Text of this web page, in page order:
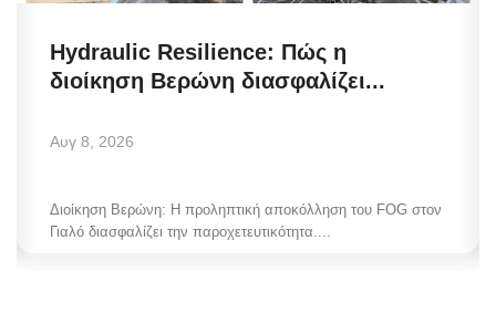
Hydraulic Resilience: Πώς η
διοίκηση Βερώνη διασφαλίζει...
Αυγ 8, 2026
Διοίκηση Βερώνη: Η προληπτική αποκόλληση του FOG στον
Γιαλό διασφαλίζει την παροχετευτικότητα....